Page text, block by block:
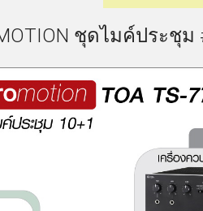
ชุดไมค์ประชุม